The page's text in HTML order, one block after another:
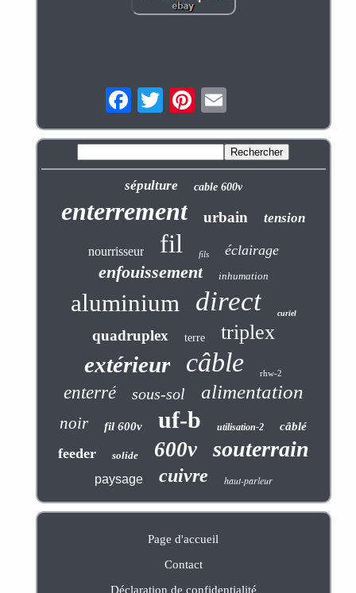
sépulture cable 600v
enterrement urbain tension
nourrisseur fil fils éclairage
enfouissement inhumation
aluminium direct curiel
quadruplex terre triplex
extérieur câble rhw-2
enterré sous-sol alimentation
noir fil 600v uf-b utilisation-2 câblé
feeder solide 600v souterrain
paysage cuivre haut-parleur
Page d'accueil
Contact
Déclaration de confidentialité